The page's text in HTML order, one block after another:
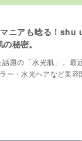
ニアも唸る！shu
秘密。
題の「水光肌」。最
ー・水光ヘアなど美容